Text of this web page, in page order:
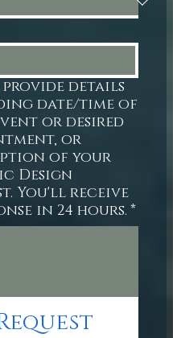
provide details
date/time of
or desired
or
of your
Design
You'll receive
in 24 hours. *